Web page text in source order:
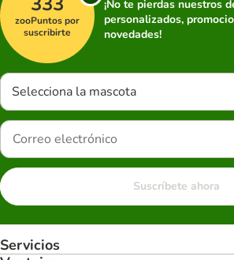
zooPuntos por
suscribirte
¡No te pierdas nuestros
personalizados,
novedades!
Selecciona la mascota
Suscríbete ahora
Servicios